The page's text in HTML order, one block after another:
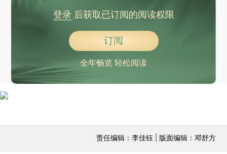
登录后获取已订阅的阅读权限
订阅
全年畅览 轻松阅读
责任编辑：李佳钰 | 版面编辑：邓舒方